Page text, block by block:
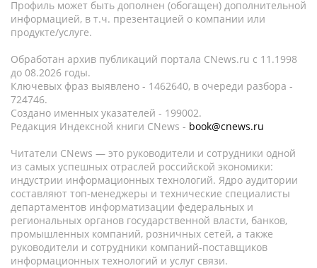
Профиль может быть дополнен (обогащен) дополнительной
информацией, в т.ч. презентацией о компании или
продукте/услуге.
Обработан архив публикаций портала CNews.ru c 11.1998
до 08.2026 годы.
Ключевых фраз выявлено - 1462640, в очереди разбора -
724746.
Создано именных указателей - 199002.
Редакция Индексной книги CNews - book@cnews.ru
Читатели CNews — это руководители и сотрудники одной
из самых успешных отраслей российской экономики:
индустрии информационных технологий. Ядро аудитории
составляют топ-менеджеры и технические специалисты
департаментов информатизации федеральных и
региональных органов государственной власти, банков,
промышленных компаний, розничных сетей, а также
руководители и сотрудники компаний-поставщиков
информационных технологий и услуг связи.